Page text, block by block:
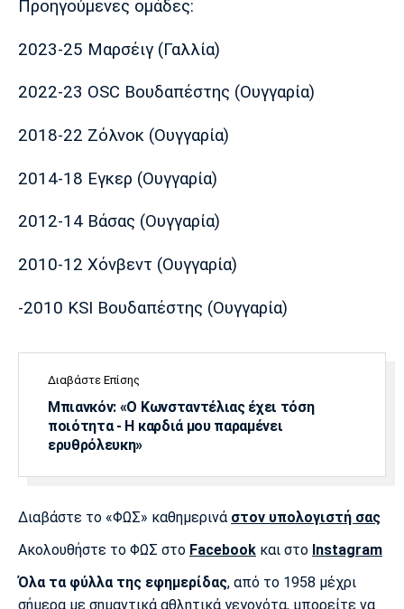
Προηγούμενες ομάδες:
2023-25 Μαρσέιγ (Γαλλία)
2022-23 OSC Βουδαπέστης (Ουγγαρία)
2018-22 Ζόλνοκ (Ουγγαρία)
2014-18 Εγκερ (Ουγγαρία)
2012-14 Βάσας (Ουγγαρία)
2010-12 Χόνβεντ (Ουγγαρία)
-2010 KSI Βουδαπέστης (Ουγγαρία)
Διαβάστε Επίσης
Μπιανκόν: «Ο Κωνσταντέλιας έχει τόση
ποιότητα - Η καρδιά μου παραμένει
ερυθρόλευκη»
Διαβάστε το «ΦΩΣ» καθημερινά στον υπολογιστή σας
Ακολουθήστε το ΦΩΣ στο Facebook και στο Instagram
Όλα τα φύλλα της εφημερίδας, από το 1958 μέχρι
σήμερα με σημαντικά αθλητικά γεγονότα, μπορείτε να